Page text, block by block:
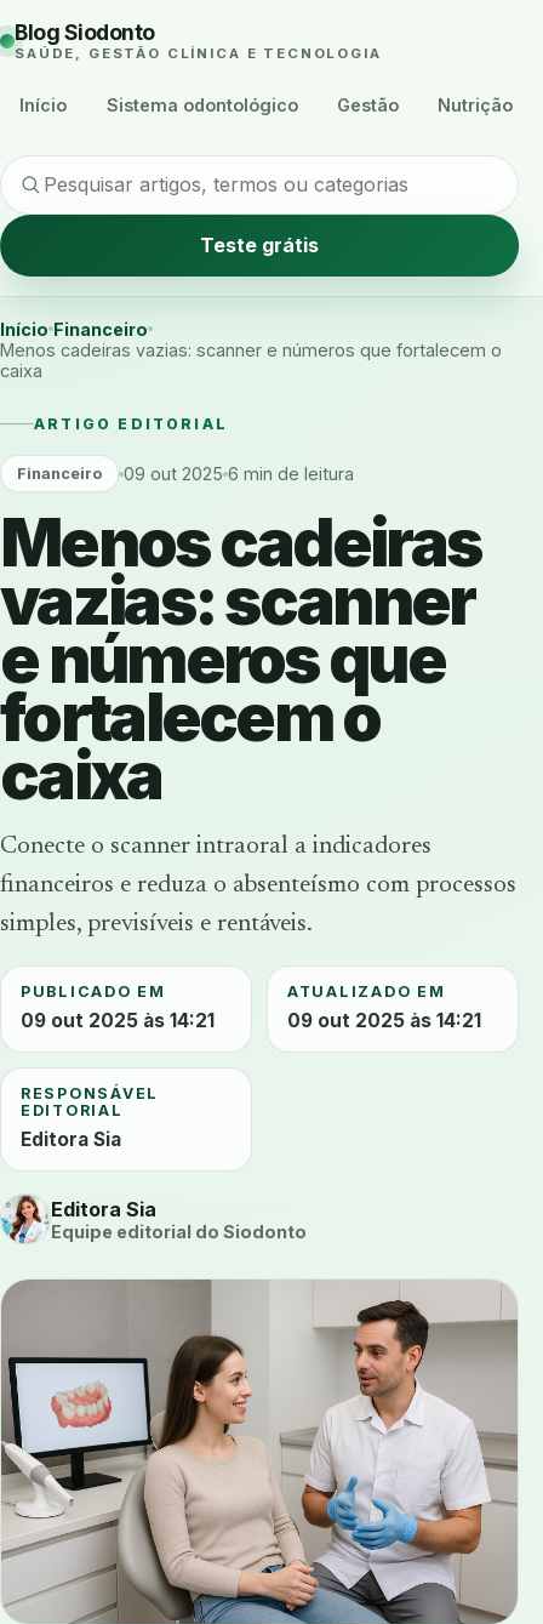
Blog Siodonto
SAÚDE, GESTÃO CLÍNICA E TECNOLOGIA
Início Sistema odontológico Gestão Nutrição
Teste grátis
Início Financeiro
Menos cadeiras vazias: scanner e números que fortalecem o
caixa
ARTIGO EDITORIAL
Financeiro 09 out 2025 6 min de leitura
Menos cadeiras
vazias: scanner
e números que
fortalecem o
caixa
Conecte o scanner intraoral a indicadores
financeiros e reduza o absenteísmo com processos
simples, previsíveis e rentáveis.
PUBLICADO EM
09 out 2025 às 14:21
ATUALIZADO EM
09 out 2025 às 14:21
RESPONSÁVEL
EDITORIAL
Editora Sia
Editora Sia
Equipe editorial do Siodonto